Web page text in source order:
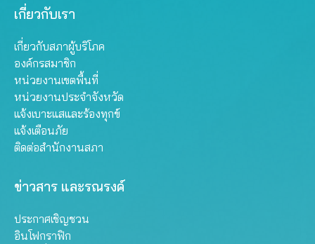
เกี่ยวกับเรา
เกี่ยวกับสภาผู้บริโภค
องค์กรสมาชิก
หน่วยงานเขตพื้นที่
หน่วยงานประจำจังหวัด
แจ้งเบาะแสและร้องทุกข์
แจ้งเตือนภัย
ติดต่อสำนักงานสภา
ข่าวสาร และรณรงค์
ประกาศเชิญชวน
อินโฟกราฟิก